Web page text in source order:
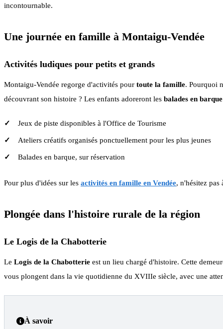
incontournable.
Une journée en famille à Montaigu-Vendée
Activités ludiques pour petits et grands
Montaigu-Vendée regorge d'activités pour toute la famille. Pourquoi
découvrant son histoire ? Les enfants adoreront les balades en barque
Jeux de piste disponibles à l'Office de Tourisme
Ateliers créatifs organisés ponctuellement pour les plus jeunes
Balades en barque, sur réservation
Pour plus d'idées sur les activités en famille en Vendée, n'hésitez pas
Plongée dans l'histoire rurale de la région
Le Logis de la Chabotterie
Le Logis de la Chabotterie est un lieu chargé d'histoire. Cette
vous plongent dans la vie quotidienne du XVIIIe siècle, avec une
À savoir